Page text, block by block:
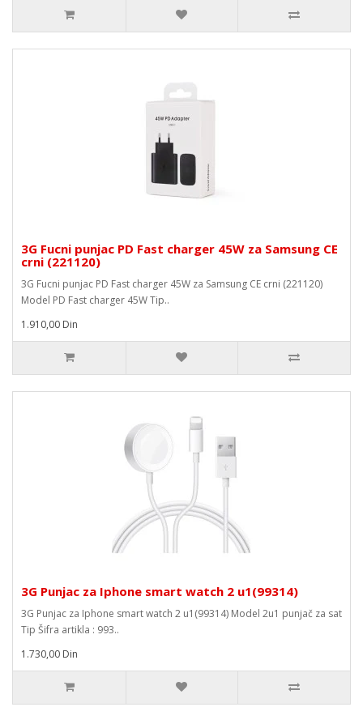
3G Fucni punjac PD Fast charger 45W za Samsung CE
crni (221120)
3G Fucni punjac PD Fast charger 45W za Samsung CE crni (221120)
Model PD Fast charger 45W Tip..
1.910,00 Din
3G Punjac za Iphone smart watch 2 u1(99314)
3G Punjac za Iphone smart watch 2 u1(99314) Model 2u1 punjač za sat
Tip Šifra artikla : 993..
1.730,00 Din